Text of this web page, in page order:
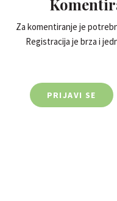
Za komentiranje je
Registracija je brza i
PRIJAVI SE